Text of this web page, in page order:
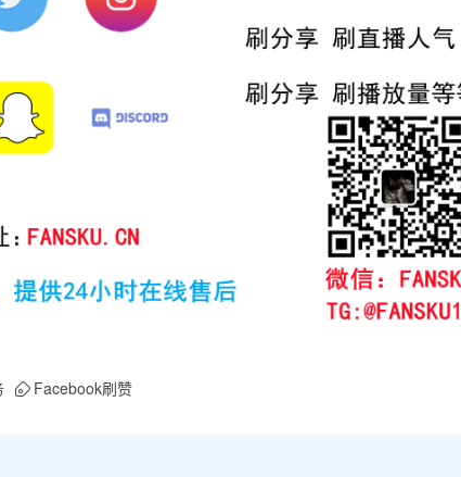
Facebook刷赞